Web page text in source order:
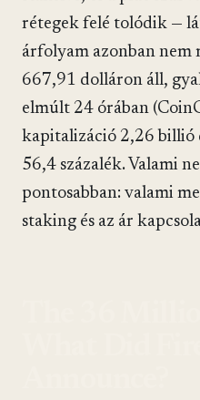
rétegek felé tolódik —
árfolyam azonban nem
667,91 dolláron áll,
elmúlt 24 órában
kapitalizáció 2,26 billió
56,4 százalék. Valami
pontosabban: valami
staking és az ár